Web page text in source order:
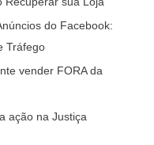
do Facebook:
Tráfego
vender FORA da
ação na Justiça